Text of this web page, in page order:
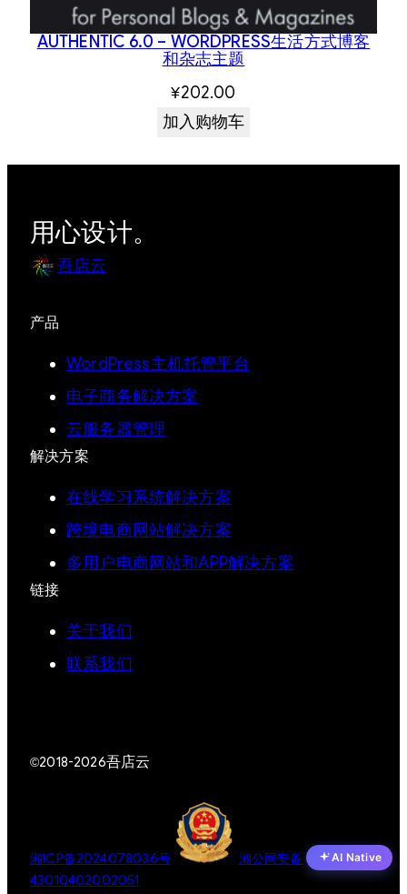
AUTHENTIC 6.0 – WORDPRESS生活方式博客
和杂志主题
¥202.00
加入购物车
用心设计。
吾店云
产品
WordPress主机托管平台
电子商务解决方案
云服务器管理
解决方案
在线学习系统解决方案
跨境电商网站解决方案
多用户电商网站和APP解决方案
链接
关于我们
联系我们
©2018-2026吾店云
湘ICP备2024078036号
湘公网安备
43010402002051
AI Native